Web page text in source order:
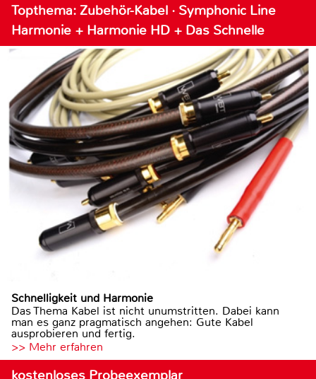
Topthema: Zubehör-Kabel · Symphonic Line
Harmonie + Harmonie HD + Das Schnelle
Schnelligkeit und Harmonie
Das Thema Kabel ist nicht unumstritten. Dabei kann
man es ganz pragmatisch angehen: Gute Kabel
ausprobieren und fertig.
>> Mehr erfahren
kostenloses Probeexemplar